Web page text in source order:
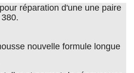
réparation d'une une paire
nouvelle formule longue